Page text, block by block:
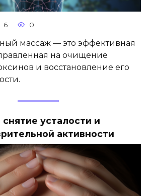
6 0
массаж — это эффективная
на очищение
и восстановление его
усталости и
активности